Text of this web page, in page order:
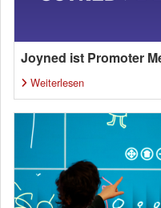
Joyned ist Promoter
Weiterlesen